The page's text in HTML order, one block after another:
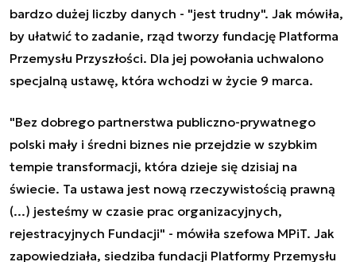
bardzo dużej liczby danych - "jest trudny". Jak mówiła,
by ułatwić to zadanie, rząd tworzy fundację Platforma
Przemysłu Przyszłości. Dla jej powołania uchwalono
specjalną ustawę, która wchodzi w życie 9 marca.
"Bez dobrego partnerstwa publiczno-prywatnego
polski mały i średni biznes nie przejdzie w szybkim
tempie transformacji, która dzieje się dzisiaj na
świecie. Ta ustawa jest nową rzeczywistością prawną
(...) jesteśmy w czasie prac organizacyjnych,
rejestracyjnych Fundacji" - mówiła szefowa MPiT. Jak
zapowiedziała, siedziba fundacji Platformy Przemysłu